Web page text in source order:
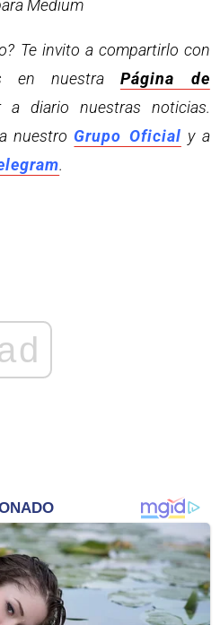
Medium
Te invito a compartirlo con
en nuestra Página de
a diario nuestras noticias.
nuestro Grupo Oficial y a
.